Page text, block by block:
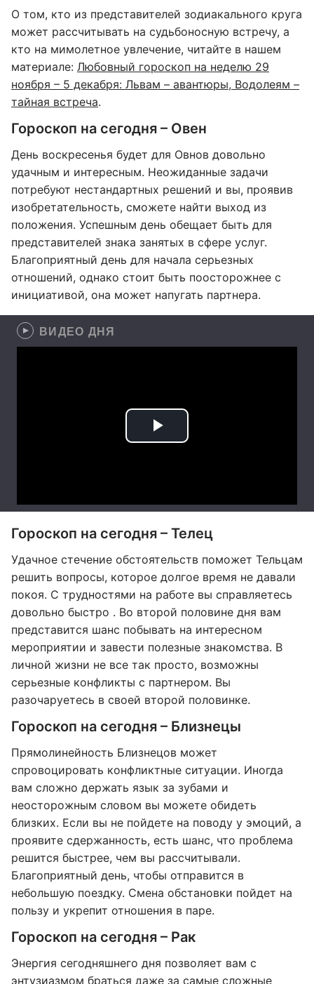
О том, кто из представителей зодиакального круга
может рассчитывать на судьбоносную встречу, а
кто на мимолетное увлечение, читайте в нашем
материале: Любовный гороскоп на неделю 29
ноября – 5 декабря: Львам – авантюры, Водолеям –
тайная встреча.
Гороскоп на сегодня – Овен
День воскресенья будет для Овнов довольно
удачным и интересным. Неожиданные задачи
потребуют нестандартных решений и вы, проявив
изобретательность, сможете найти выход из
положения. Успешным день обещает быть для
представителей знака занятых в сфере услуг.
Благоприятный день для начала серьезных
отношений, однако стоит быть поосторожнее с
инициативой, она может напугать партнера.
ВИДЕО ДНЯ
Гороскоп на сегодня – Телец
Удачное стечение обстоятельств поможет Тельцам
решить вопросы, которое долгое время не давали
покоя. С трудностями на работе вы справляетесь
довольно быстро . Во второй половине дня вам
представится шанс побывать на интересном
мероприятии и завести полезные знакомства. В
личной жизни не все так просто, возможны
серьезные конфликты с партнером. Вы
разочаруетесь в своей второй половинке.
Гороскоп на сегодня – Близнецы
Прямолинейность Близнецов может
спровоцировать конфликтные ситуации. Иногда
вам сложно держать язык за зубами и
неосторожным словом вы можете обидеть
близких. Если вы не пойдете на поводу у эмоций, а
проявите сдержанность, есть шанс, что проблема
решится быстрее, чем вы рассчитывали.
Благоприятный день, чтобы отправится в
небольшую поездку. Смена обстановки пойдет на
пользу и укрепит отношения в паре.
Гороскоп на сегодня – Рак
Энергия сегодняшнего дня позволяет вам с
энтузиазмом браться даже за самые сложные